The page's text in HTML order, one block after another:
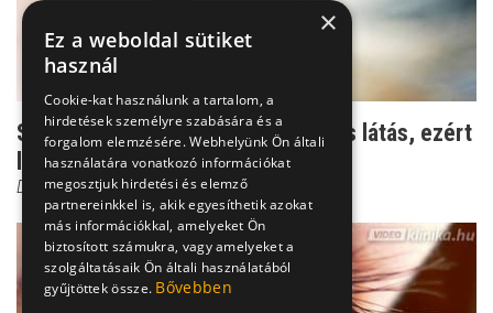
Szürkehályog műtét után homályos látás, ezért
lehet
Dr. Őri Zsolt
×
Ez a weboldal sütiket
használ
Cookie-kat használunk a tartalom, a
hirdetések személyre szabására és a
forgalom elemzésére. Webhelyünk Ön általi
használatára vonatkozó információkat
megosztjuk hirdetési és elemző
partnereinkkel is, akik egyesíthetik azokat
más információkkal, amelyeket Ön
biztosított számukra, vagy amelyeket a
szolgáltatásaik Ön általi használatából
gyűjtöttek össze. Bővebben